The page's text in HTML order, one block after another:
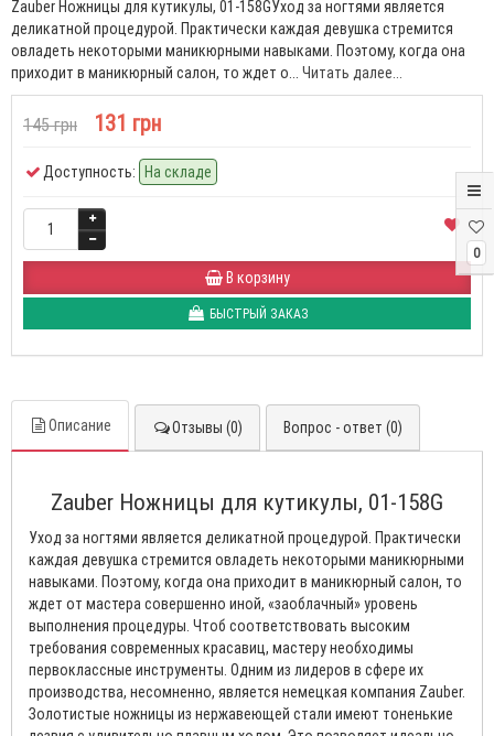
0
Zauber Ножницы для кутикулы, 01-158GУход за ногтями является
деликатной процедурой. Практически каждая девушка стремится
овладеть некоторыми маникюрными навыками. Поэтому, когда она
приходит в маникюрный салон, то ждет о... Читать далее...
145 грн 131 грн
Доступность: На складе
В корзину
БЫСТРЫЙ ЗАКАЗ
Описание Отзывы (0) Вопрос - ответ (0)
Zauber Ножницы для кутикулы, 01-158G
Уход за ногтями является деликатной процедурой. Практически
каждая девушка стремится овладеть некоторыми маникюрными
навыками. Поэтому, когда она приходит в маникюрный салон, то
ждет от мастера совершенно иной, «заоблачный» уровень
выполнения процедуры. Чтоб соответствовать высоким
требования современных красавиц, мастеру необходимы
первоклассные инструменты. Одним из лидеров в сфере их
производства, несомненно, является немецкая компания Zauber.
Золотистые ножницы из нержавеющей стали имеют тоненькие